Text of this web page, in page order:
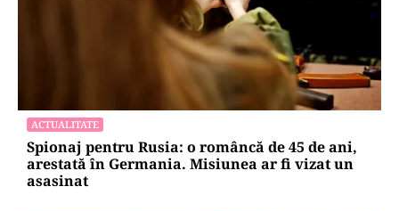
Atacurile cibernetice expun
vulnerabilitățile statului român: ANP
repetă scenariul e‑Terra. Ce ascund
comunicările oficiale și cine răspunde
pentru mentenanța IT a instituțiilor
Alte Articole Importante